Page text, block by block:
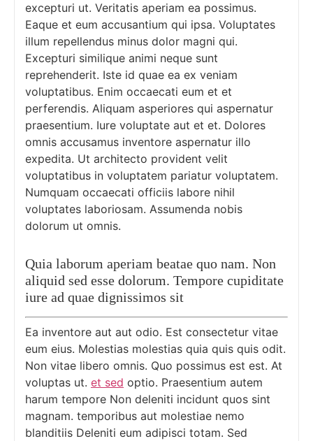
excepturi ut. Veritatis aperiam ea possimus.
Eaque et eum accusantium qui ipsa. Voluptates
illum repellendus minus dolor magni qui.
Excepturi similique animi neque sunt
reprehenderit. Iste id quae ea ex veniam
voluptatibus. Enim occaecati eum et et
perferendis. Aliquam asperiores qui aspernatur
praesentium. Iure voluptate aut et et. Dolores
omnis accusamus inventore aspernatur illo
expedita. Ut architecto provident velit
voluptatibus in voluptatem pariatur voluptatem.
Numquam occaecati officiis labore nihil
voluptates laboriosam. Assumenda nobis
dolorum ut omnis.
Quia laborum aperiam beatae quo nam. Non
aliquid sed esse dolorum. Tempore cupiditate
iure ad quae dignissimos sit
Ea inventore aut aut odio. Est consectetur vitae
eum eius. Molestias molestias quia quis quis odit.
Non vitae libero omnis. Quo possimus est est. At
voluptas ut. et sed optio. Praesentium autem
harum tempore Non deleniti incidunt quos sint
magnam. temporibus aut molestiae nemo
blanditiis Deleniti eum adipisci totam. Sed